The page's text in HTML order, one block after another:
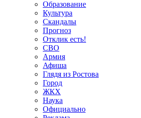
Образование
Культура
Скандалы
Прогноз
Отклик есть!
СВО
Армия
Афиша
Глядя из Ростова
Город
ЖКХ
Наука
Официально